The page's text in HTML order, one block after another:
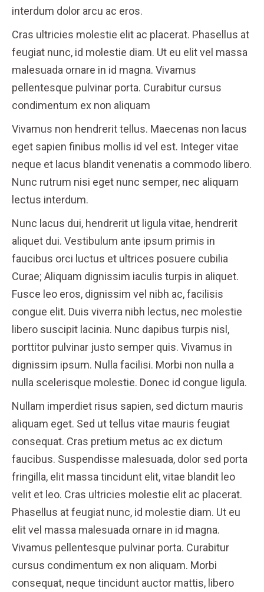
interdum dolor arcu ac eros.
Cras ultricies molestie elit ac placerat. Phasellus at
feugiat nunc, id molestie diam. Ut eu elit vel massa
malesuada ornare in id magna. Vivamus
pellentesque pulvinar porta. Curabitur cursus
condimentum ex non aliquam
Vivamus non hendrerit tellus. Maecenas non lacus
eget sapien finibus mollis id vel est. Integer vitae
neque et lacus blandit venenatis a commodo libero.
Nunc rutrum nisi eget nunc semper, nec aliquam
lectus interdum.
Nunc lacus dui, hendrerit ut ligula vitae, hendrerit
aliquet dui. Vestibulum ante ipsum primis in
faucibus orci luctus et ultrices posuere cubilia
Curae; Aliquam dignissim iaculis turpis in aliquet.
Fusce leo eros, dignissim vel nibh ac, facilisis
congue elit. Duis viverra nibh lectus, nec molestie
libero suscipit lacinia. Nunc dapibus turpis nisl,
porttitor pulvinar justo semper quis. Vivamus in
dignissim ipsum. Nulla facilisi. Morbi non nulla a
nulla scelerisque molestie. Donec id congue ligula.
Nullam imperdiet risus sapien, sed dictum mauris
aliquam eget. Sed ut tellus vitae mauris feugiat
consequat. Cras pretium metus ac ex dictum
faucibus. Suspendisse malesuada, dolor sed porta
fringilla, elit massa tincidunt elit, vitae blandit leo
velit et leo. Cras ultricies molestie elit ac placerat.
Phasellus at feugiat nunc, id molestie diam. Ut eu
elit vel massa malesuada ornare in id magna.
Vivamus pellentesque pulvinar porta. Curabitur
cursus condimentum ex non aliquam. Morbi
consequat, neque tincidunt auctor mattis, libero